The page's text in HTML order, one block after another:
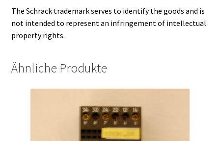
The Schrack trademark serves to identify the goods and is
not intended to represent an infringement of intellectual
property rights.
Ähnliche Produkte